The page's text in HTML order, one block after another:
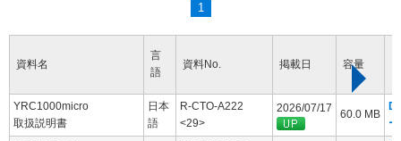
1
資料名
言
語
資料No. 掲載日 容量
YRC1000micro
取扱説明書
日本
語
R-CTO-A222
<29>
2026/07/17 60.0 MB